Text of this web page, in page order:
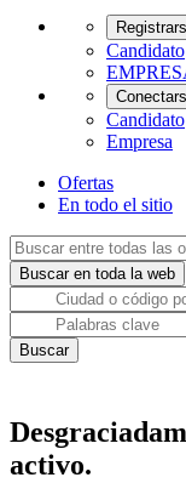
Candidato
Candidato
Empresa
Ofertas
En todo el sitio
activo.